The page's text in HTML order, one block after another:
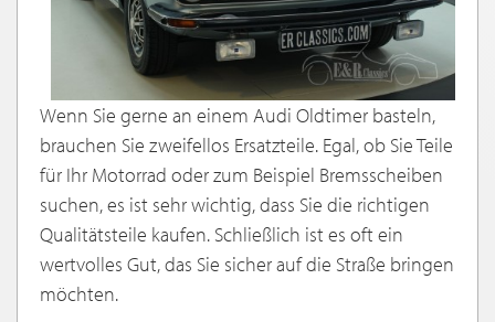
Wenn Sie gerne an einem Audi Oldtimer basteln,
brauchen Sie zweifellos Ersatzteile. Egal, ob Sie Teile
für Ihr Motorrad oder zum Beispiel Bremsscheiben
suchen, es ist sehr wichtig, dass Sie die richtigen
Qualitätsteile kaufen. Schließlich ist es oft ein
wertvolles Gut, das Sie sicher auf die Straße bringen
möchten.